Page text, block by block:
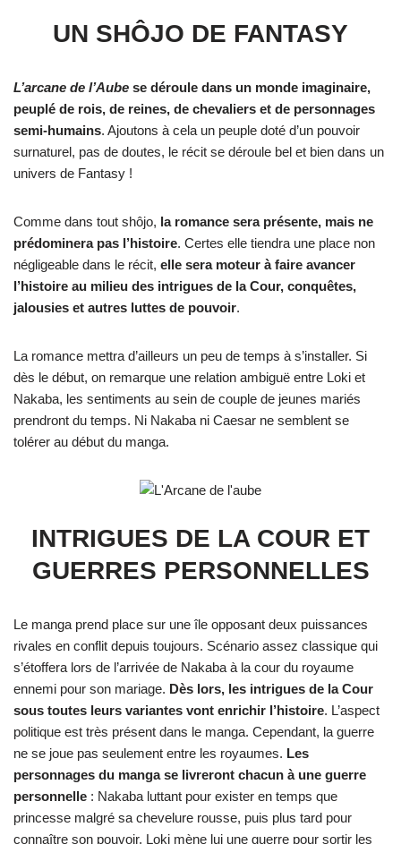
UN SHÔJO DE FANTASY
L’arcane de l’Aube se déroule dans un monde imaginaire,
peuplé de rois, de reines, de chevaliers et de personnages
semi-humains. Ajoutons à cela un peuple doté d’un pouvoir
surnaturel, pas de doutes, le récit se déroule bel et bien dans un
univers de Fantasy !
Comme dans tout shôjo, la romance sera présente, mais ne
prédominera pas l’histoire. Certes elle tiendra une place non
négligeable dans le récit, elle sera moteur à faire avancer
l’histoire au milieu des intrigues de la Cour, conquêtes,
jalousies et autres luttes de pouvoir.
La romance mettra d’ailleurs un peu de temps à s’installer. Si
dès le début, on remarque une relation ambiguë entre Loki et
Nakaba, les sentiments au sein de couple de jeunes mariés
prendront du temps. Ni Nakaba ni Caesar ne semblent se
tolérer au début du manga.
INTRIGUES DE LA COUR ET
GUERRES PERSONNELLES
Le manga prend place sur une île opposant deux puissances
rivales en conflit depuis toujours. Scénario assez classique qui
s’étoffera lors de l’arrivée de Nakaba à la cour du royaume
ennemi pour son mariage. Dès lors, les intrigues de la Cour
sous toutes leurs variantes vont enrichir l’histoire. L’aspect
politique est très présent dans le manga. Cependant, la guerre
ne se joue pas seulement entre les royaumes. Les
personnages du manga se livreront chacun à une guerre
personnelle : Nakaba luttant pour exister en temps que
princesse malgré sa chevelure rousse, puis plus tard pour
connaître son pouvoir, Loki mène lui une guerre pour sortir les